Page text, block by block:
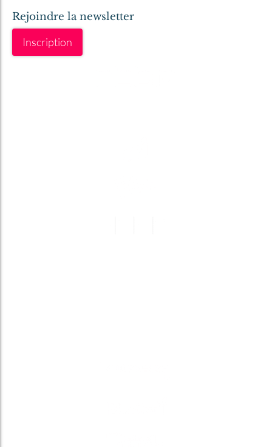
Rejoindre la newsletter
Inscription